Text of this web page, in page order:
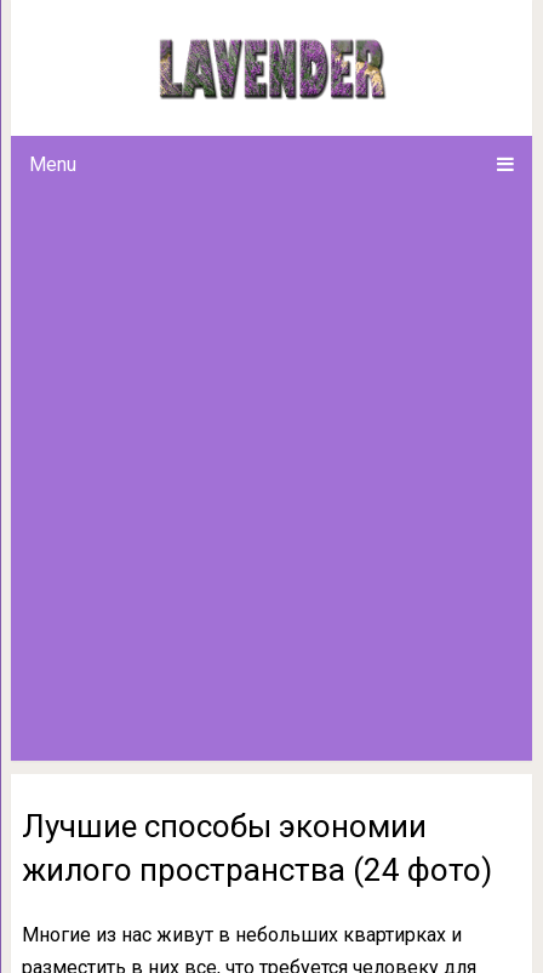
Menu
Лучшие способы экономии
Лучшие способы экономии
жилого пространства (24 фото)
Многие из нас живут в небольших квартирках и
разместить в них все, что требуется человеку для